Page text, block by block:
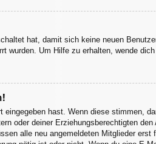
hat, damit sich keine neuen
wurden. Um Hilfe zu erhalten, wende
hast. Wenn diese stimmen,
oder deiner Erziehungsberechtigten
alle neu angemeldeten Mitglieder